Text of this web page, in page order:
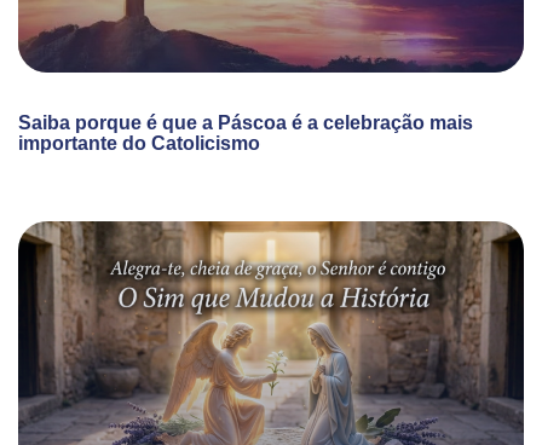
Saiba porque é que a Páscoa é a celebração mais
importante do Catolicismo